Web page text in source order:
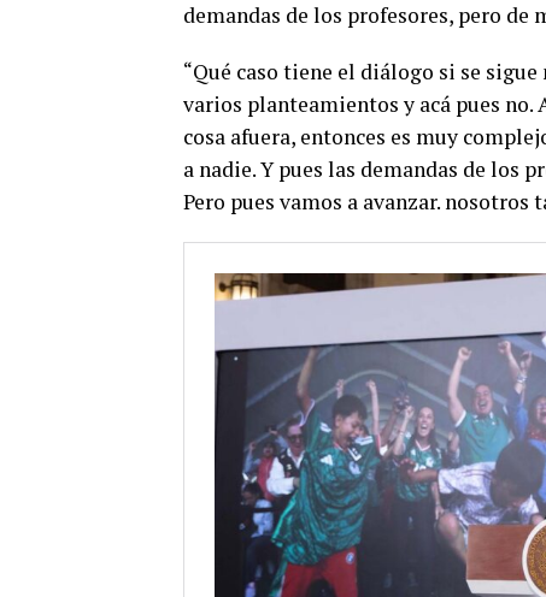
demandas de los profesores, pero de
“Qué caso tiene el diálogo si se
varios planteamientos y acá pues no.
cosa afuera, entonces es muy
a nadie. Y pues las demandas de los
Pero pues vamos a avanzar. nosotros